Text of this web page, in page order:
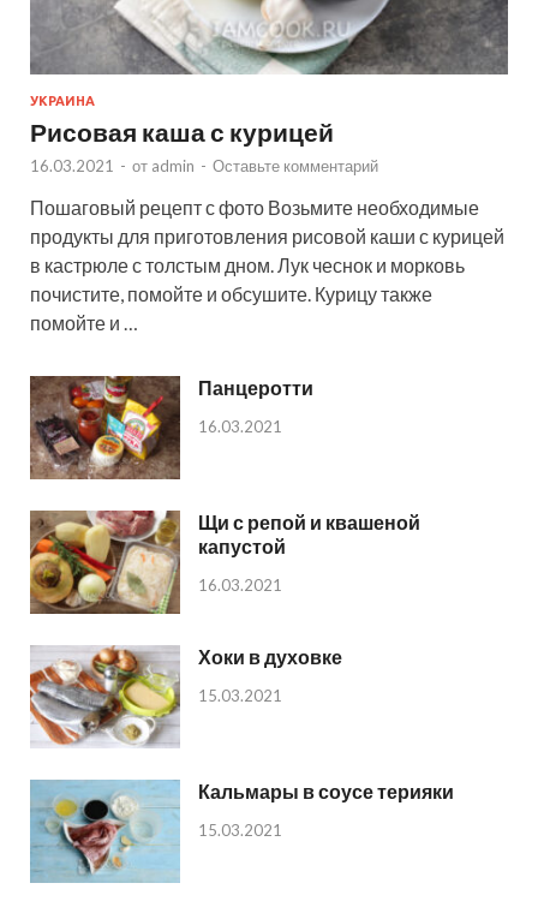
УКРАИНА
Рисовая каша с курицей
16.03.2021 - от admin - Оставьте комментарий
Пошаговый рецепт с фото Возьмите необходимые
продукты для приготовления рисовой каши с курицей
в кастрюле с толстым дном. Лук чеснок и морковь
почистите, помойте и обсушите. Курицу также
помойте и …
Панцеротти
16.03.2021
Щи с репой и квашеной
капустой
16.03.2021
Хоки в духовке
15.03.2021
Кальмары в соусе терияки
15.03.2021